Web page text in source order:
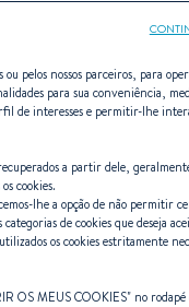
-
Com oito
pelos nossos parceiros, para
para sua conveniência,
de interesses e permitir-lhe
a partir dele,
cookies.
lhe a opção de não permitir
categorias de cookies que deseja
os cookies estritamente
OS MEUS COOKIES" no rodapé